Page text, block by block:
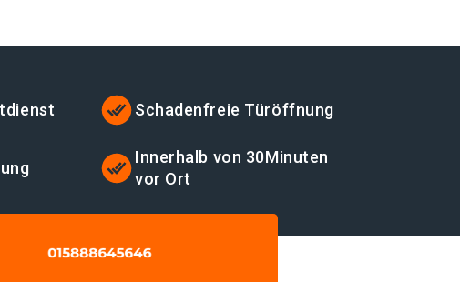
Schadenfreie Türöffnung
Innerhalb von 30Minuten
vor Ort